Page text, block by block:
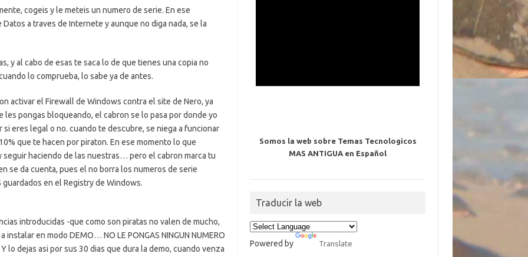
cogeis y le meteis un numero de serie. En ese
a traves de Internete y aunque no diga nada, se la
y al cabo de esas te saca lo de que tienes una copia no
lo comprueba, lo sabe ya de antes.
activar el Firewall de Windows contra el site de Nero, ya
pongas bloqueando, el cabron se lo pasa por donde yo
si eres legal o no. cuando te descubre, se niega a funcionar
que te hacen por piraton. En ese momento lo que
seguir haciendo de las nuestras… pero el cabron marca tu
se da cuenta, pues el no borra los numeros de serie
en el Registry de Windows.
introducidas -que como son piratas no valen de mucho,
en modo DEMO… NO LE PONGAS NINGUN NUMERO
lo dejas asi por sus 30 dias que dura la demo, cuando venza
Somos la web sobre Temas Tecnologicos
MAS ANTIGUA en Español
Traducir la web
Powered by Translate